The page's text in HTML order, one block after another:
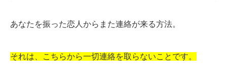
あなたを振った恋人からまた連絡が来る方法。
それは、こちらから一切連絡を取らないことです。